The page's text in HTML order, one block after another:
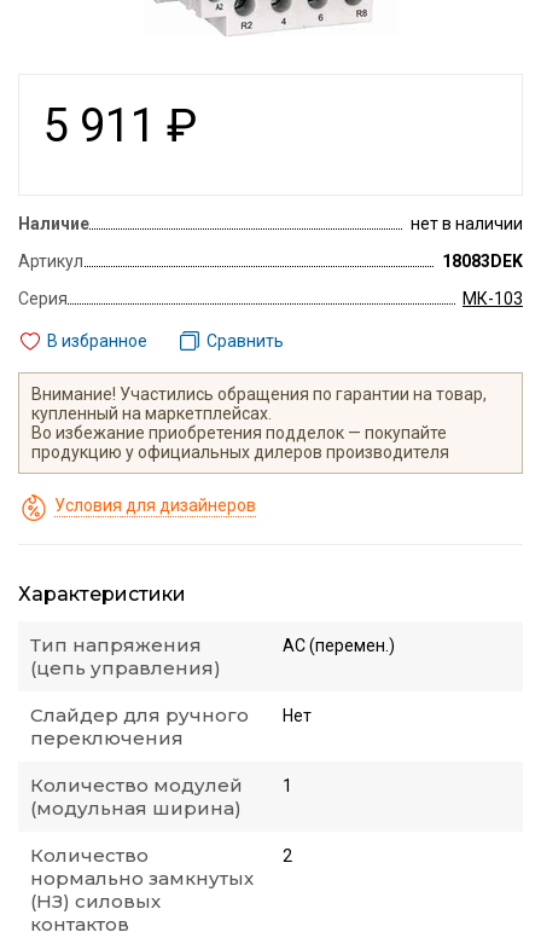
5 911 ₽
Наличие
нет в наличии
Артикул
18083DEK
Серия
МК-103
В избранное Сравнить
Внимание! Участились обращения по гарантии на товар,
купленный на маркетплейсах.
Во избежание приобретения подделок — покупайте
продукцию у официальных дилеров производителя
Условия для дизайнеров
Характеристики
Тип напряжения
(цепь управления)
AC (перемен.)
Слайдер для ручного
переключения
Нет
Количество модулей
(модульная ширина)
1
Количество
нормально замкнутых
(НЗ) силовых
контактов
2